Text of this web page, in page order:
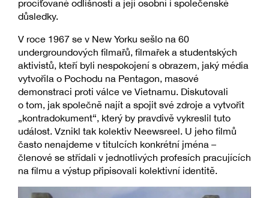
prociťované odlišnosti a její osobní i společenské
důsledky.
V roce 1967 se v New Yorku sešlo na 60
undergroundových filmařů, filmařek a studentských
aktivistů, kteří byli nespokojení s obrazem, jaký média
vytvořila o Pochodu na Pentagon, masové
demonstraci proti válce ve Vietnamu. Diskutovali
o tom, jak společně najít a spojit své zdroje a vytvořit
„kontradokument“, který by pravdivě vykreslil tuto
událost. Vznikl tak kolektiv Neewsreel. U jeho filmů
často nenajdeme v titulcích konkrétní jména –
členové se střídali v jednotlivých profesích pracujících
na filmu a výstup připisovali kolektivní identitě.